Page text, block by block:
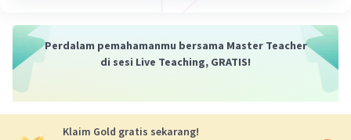
Perdalam pemahamanmu bersama Master Teacher
di sesi Live Teaching, GRATIS!
Klaim Gold gratis sekarang!